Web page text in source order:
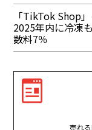
「TikTok Shop
2025年内に冷凍
数料7％
売れ